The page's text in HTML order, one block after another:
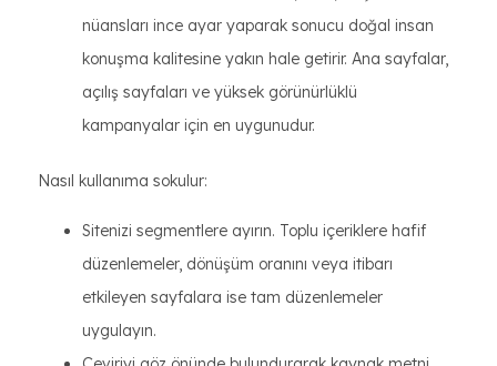
nüansları ince ayar yaparak sonucu doğal insan
konuşma kalitesine yakın hale getirir. Ana sayfalar,
açılış sayfaları ve yüksek görünürlüklü
kampanyalar için en uygunudur.
Nasıl kullanıma sokulur:
Sitenizi segmentlere ayırın. Toplu içeriklere hafif
düzenlemeler, dönüşüm oranını veya itibarı
etkileyen sayfalara ise tam düzenlemeler
uygulayın.